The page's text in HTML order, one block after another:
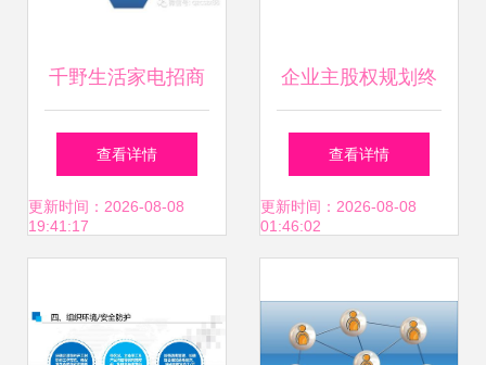
千野生活家电招商
加盟全流程解析 共
创智能家居新未来
查看详情
更新时间：2026-08-08
19:41:17
企业主股权规划终
极问题 把企业当孩
子养还是当猪养？
查看详情
更新时间：2026-08-08
01:46:02